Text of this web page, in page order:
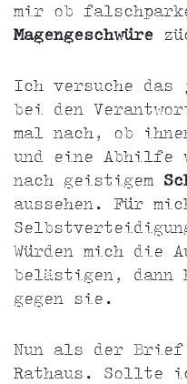
mir ob
Magengeschwüre
Ich versuche
bei den
mal nach, ob
und eine Abhilfe
nach geistigem
aussehen. Für
Würden mich die
belästigen,
gegen sie.
Nun als der
Rathaus. Sollte